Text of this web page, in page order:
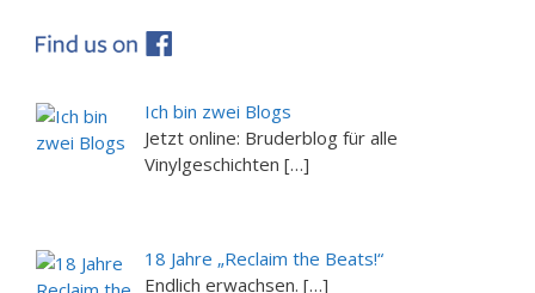
Ich bin zwei Blogs
Jetzt online: Bruderblog für alle
Vinylgeschichten […]
18 Jahre „Reclaim the Beats!“
Endlich erwachsen. […]